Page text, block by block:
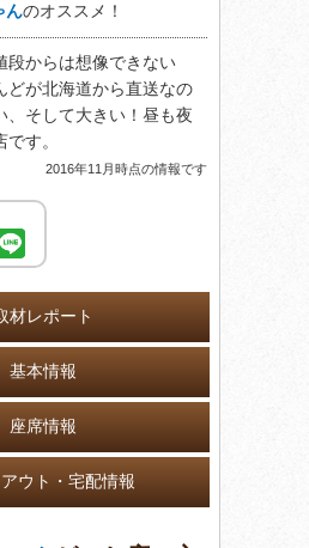
んのオススメ！
段からは想像できない
どが北海道から直送なの
、そして大きい！昼も夜
す。
2016年11月時点の情報です
材レポート
基本情報
座席情報
ウト・宅配情報